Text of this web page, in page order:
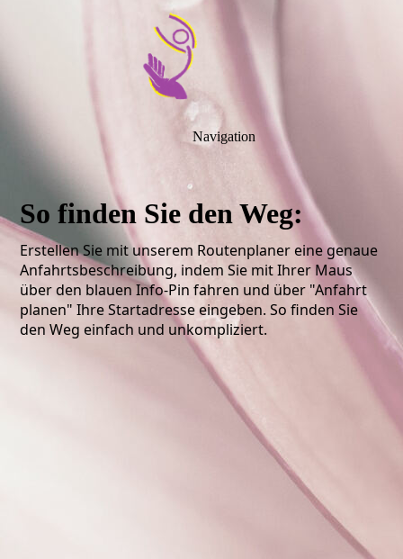
Navigation
So finden Sie den Weg:
Erstellen Sie mit unserem Routenplaner eine genaue
Anfahrtsbeschreibung, indem Sie mit Ihrer Maus
über den blauen Info-Pin fahren und über "Anfahrt
planen" Ihre Startadresse eingeben. So finden Sie
den Weg einfach und unkompliziert.